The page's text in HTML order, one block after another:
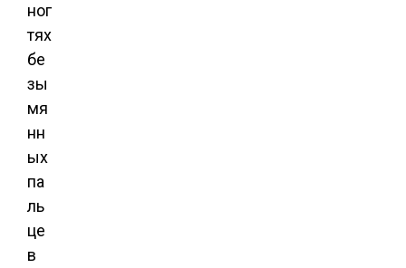
ног
тях
бе
зы
мя
нн
ых
па
ль
це
в